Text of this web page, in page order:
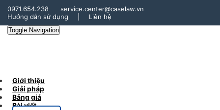
0971.654.238
service.center@caselaw.vn
Hướng dẫn sử dụng
Liên hệ
Toggle Navigation
Giới thiệu
Giải pháp
Bảng giá
Bài viết